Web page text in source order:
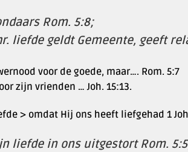
Rom. 5:8;
liefde geldt Gemeente, geeft
voor de goede, maar…. Rom. 5:7
zijn vrienden … Joh. 15:13.
> omdat Hij ons heeft liefgehad 1
liefde in ons uitgestort Rom.